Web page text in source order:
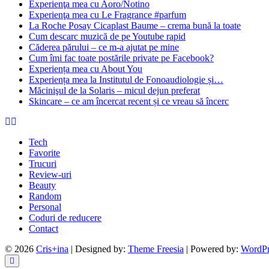
Experienţa mea cu Aoro/Notino
Experienţa mea cu Le Fragrance #parfum
La Roche Posay Cicaplast Baume – crema bună la toate
Cum descarc muzică de pe Youtube rapid
Căderea părului – ce m-a ajutat pe mine
Cum îmi fac toate postările private pe Facebook?
Experiența mea cu About You
Experiența mea la Institutul de Fonoaudiologie și…
Măcinişul de la Solaris – micul dejun preferat
Skincare – ce am încercat recent și ce vreau să încerc
Tech
Favorite
Trucuri
Review-uri
Beauty
Random
Personal
Coduri de reducere
Contact
© 2026 Cris+ina | Designed by: Theme Freesia | Powered by: